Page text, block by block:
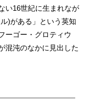
い16世紀に生まれなが
)がある」という英知
ーゴー・グロティウ
混沌のなかに見出した